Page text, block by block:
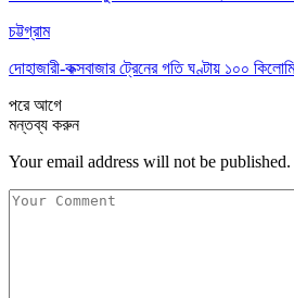
চট্টগ্রাম
দোহাজারী-কক্সবাজার ট্রেনের গতি ঘণ্টায় ১০০
পরেআগে
মন্তব্য করুন
Your email address will not be published.